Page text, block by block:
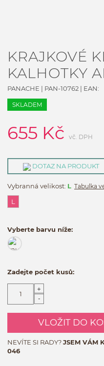
KRAJKOVÉ
KALHOTKY
PANACHE | PAN-10762 | EAN:
SKLADEM
655 Kč vč. DPH
DOTAZ NA PRODUKT
Vybranná velikost: L Tabulka
L
Vyberte barvu níže:
Zadejte počet kusů:
+
-
VLOŽIT DO
NEVÍTE SI RADY?JSEM VÁM
046